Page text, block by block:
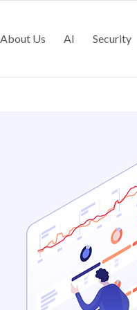
About Us AI Security